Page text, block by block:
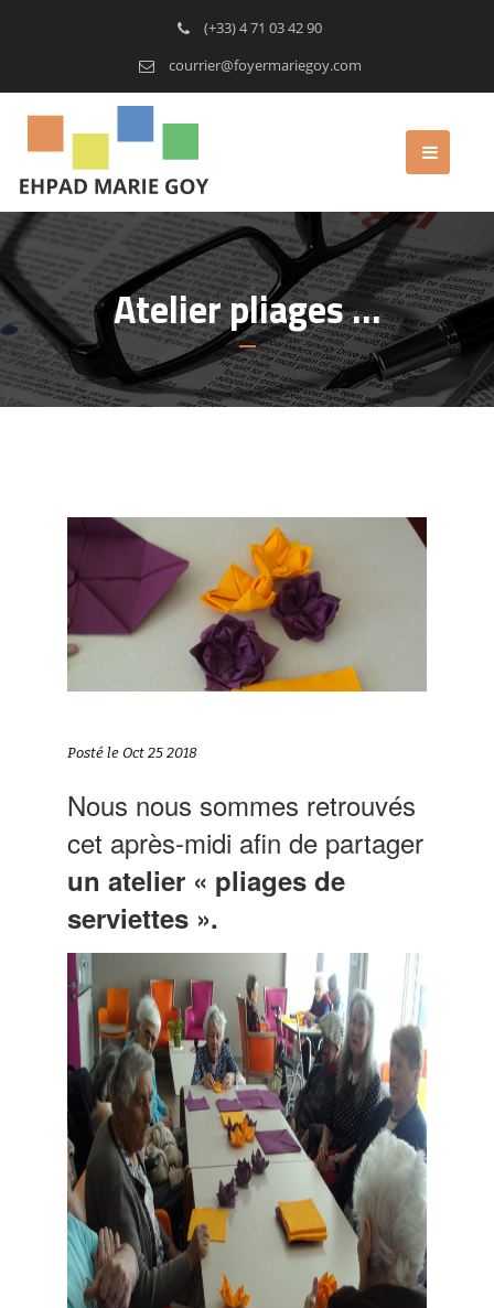
(+33) 4 71 03 42 90
courrier@foyermariegoy.com
Atelier pliages …
Posté le Oct 25 2018
Nous nous sommes retrouvés
cet après-midi afin de partager
un atelier « pliages de
serviettes ».